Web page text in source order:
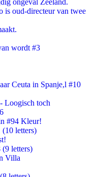
ongeval Zeeland.
is oud-directeur van twee
wordt #3
Ceuta in Spanje,l #10
Loogisch toch
#94 Kleur!
(10 letters)
(9 letters)
Villa